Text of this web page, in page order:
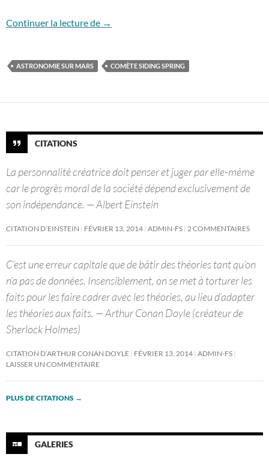
Continuer la lecture de La comète qui a frôlé Mars
→
ASTRONOMIE SUR MARS COMÈTE SIDING SPRING
CITATIONS
La personnalité créatrice doit penser et juger par elle-même
car le progrès moral de la société dépend exclusivement de
son indépendance. — Albert Einstein
CITATION D’EINSTEIN FÉVRIER 13, 2014 ADMIN-FS 2 COMMENTAIRES
C’est une erreur capitale que de bâtir des théories tant qu’on
n’a pas de données. Insensiblement, on se met à torturer les
faits pour les faire cadrer avec les théories, au lieu d’adapter
les théories aux faits. — Arthur Conan Doyle (créateur de
Sherlock Holmes)
CITATION D’ARTHUR CONAN DOYLE FÉVRIER 13, 2014 ADMIN-FS
LAISSER UN COMMENTAIRE
PLUS DE CITATIONS →
GALERIES